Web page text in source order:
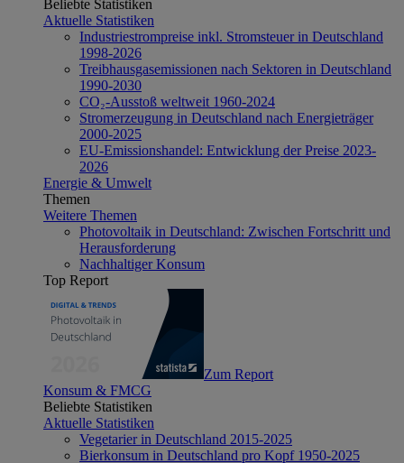
Beliebte Statistiken
Aktuelle Statistiken
Industriestrompreise inkl. Stromsteuer in Deutschland
1998-2026
Treibhausgasemissionen nach Sektoren in Deutschland
1990-2030
CO₂-Ausstoß weltweit 1960-2024
Stromerzeugung in Deutschland nach Energieträger
2000-2025
EU-Emissionshandel: Entwicklung der Preise 2023-
2026
Energie & Umwelt
Themen
Weitere Themen
Photovoltaik in Deutschland: Zwischen Fortschritt und
Herausforderung
Nachhaltiger Konsum
Top Report
Zum Report
Konsum & FMCG
Beliebte Statistiken
Aktuelle Statistiken
Vegetarier in Deutschland 2015-2025
Bierkonsum in Deutschland pro Kopf 1950-2025